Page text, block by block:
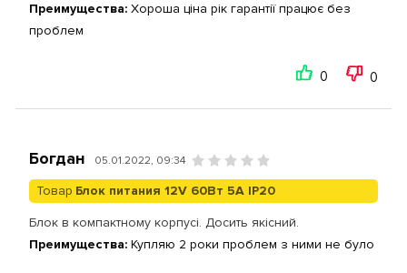
Преимущества: Хороша ціна рік гарантії працює без
проблем
0 0
Богдан 05.01.2022, 09:34
Товар Блок питания 12V 60Вт 5А IP20
Блок в компактному корпусі. Досить якісний.
Преимущества: Купляю 2 роки проблем з ними не було